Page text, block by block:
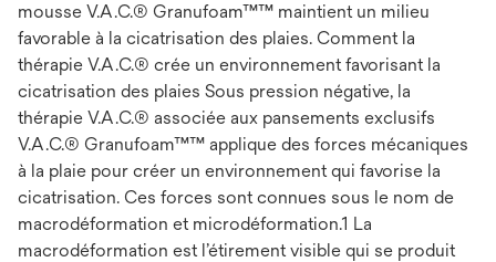
mousse V.A.C.® Granufoam™™ maintient un milieu
favorable à la cicatrisation des plaies. Comment la
thérapie V.A.C.® crée un environnement favorisant la
cicatrisation des plaies Sous pression négative, la
thérapie V.A.C.® associée aux pansements exclusifs
V.A.C.® Granufoam™™ applique des forces mécaniques
à la plaie pour créer un environnement qui favorise la
cicatrisation. Ces forces sont connues sous le nom de
macrodéformation et microdéformation.1 La
macrodéformation est l’étirement visible qui se produit